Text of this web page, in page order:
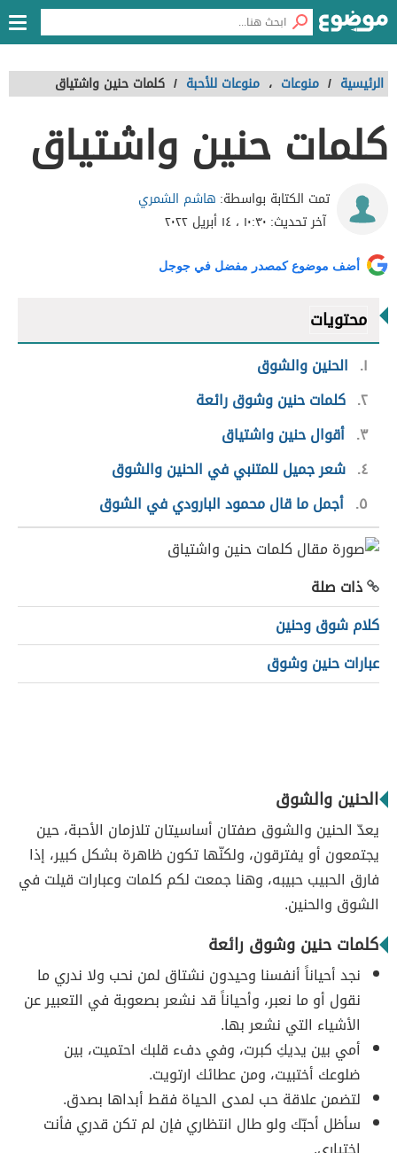
الرئيسية / منوعات ، منوعات للأحبة / كلمات حنين واشتياق
كلمات حنين واشتياق
تمت الكتابة بواسطة: هاشم الشمري
آخر تحديث: ١٠:٣٠ ، ١٤ أبريل ٢٠٢٢
أضف موضوع كمصدر مفضل في جوجل
محتويات
١
الحنين والشوق
٢ كلمات حنين وشوق رائعة
٣ أقوال حنين واشتياق
٤ شعر جميل للمتنبي في الحنين والشوق
٥ أجمل ما قال محمود البارودي في الشوق
ذات صلة
كلام شوق وحنين
عبارات حنين وشوق
الحنين والشوق
يعدّ الحنين والشوق صفتان أساسيتان تلازمان الأحبة، حين
يجتمعون أو يفترقون، ولكنّها تكون ظاهرة بشكل كبير، إذا
فارق الحبيب حبيبه، وهنا جمعت لكم كلمات وعبارات قيلت في
الشوق والحنين.
كلمات حنين وشوق رائعة
نجد أحياناً أنفسنا وحيدون نشتاق لمن نحب ولا ندري ما
نقول أو ما نعبر، وأحياناً قد نشعر بصعوبة في التعبير عن
الأشياء التي نشعر بها.
أمي بين يديكِ كبرت، وفي دفء قلبك احتميت، بين
ضلوعك أختبيت، ومن عطائك ارتويت.
لتضمن علاقة حب لمدى الحياة فقط أبداها بصدق.
سأظل أحبّك ولو طال انتظاري فإن لم تكن قدري فأنت